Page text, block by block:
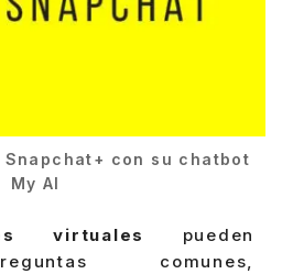
Snapchat+ con su chatbot
My AI
virtuales
pueden
comunes,